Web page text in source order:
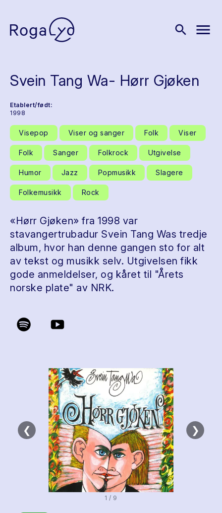
search menu
Svein Tang Wa- Hørr Gjøken
Etablert/født:
1998
Visepop Viser og sanger Folk Viser
Folk Sanger Folkrock Utgivelse
Humor Jazz Popmusikk Slagere
Folkemusikk Rock
«Hørr Gjøken» fra 1998 var
stavangertrubadur Svein Tang Was tredje
album, hvor han denne gangen sto for alt
av tekst og musikk selv. Utgivelsen fikk
gode anmeldelser, og kåret til "Årets
norske plate" av NRK.
❮ ❯
1 / 9